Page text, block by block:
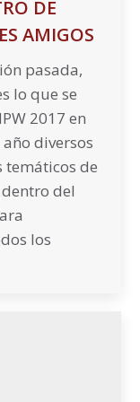
DE
AMIGOS
pasada,
lo que se
2017 en
diversos
temáticos de
del
los